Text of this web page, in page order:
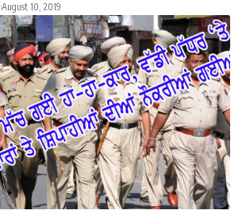
August 10, 2019